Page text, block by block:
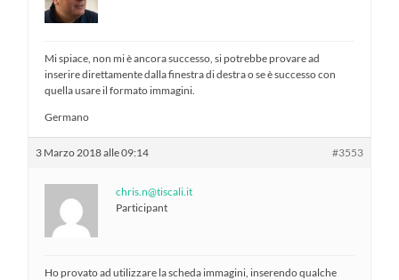
Mi spiace, non mi è ancora successo, si potrebbe provare ad
inserire direttamente dalla finestra di destra o se è successo con
quella usare il formato immagini.
Germano
3 Marzo 2018 alle 09:14 #3553
chris.n@tiscali.it
Participant
Ho provato ad utilizzare la scheda immagini, inserendo qualche